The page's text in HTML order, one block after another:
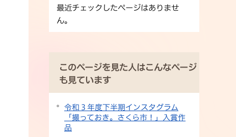
最近チェックしたページはありませ
ん。
このページを見た人はこんなページ
も見ています
令和３年度下半期インスタグラム
「撮っておき。さくら市！」入賞作
品